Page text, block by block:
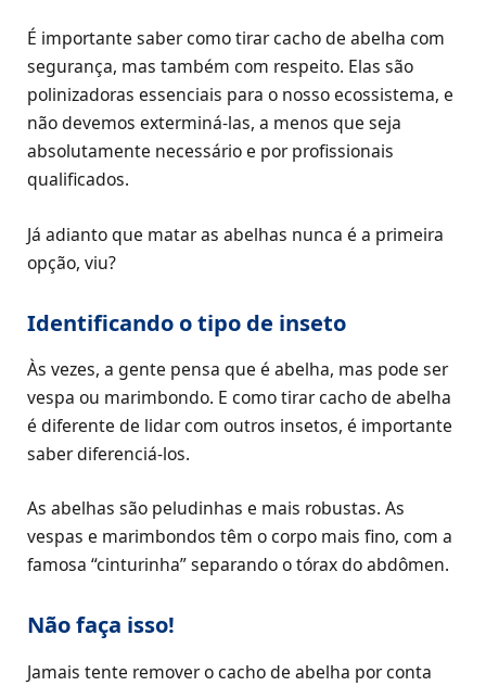
É importante saber como tirar cacho de abelha com
segurança, mas também com respeito. Elas são
polinizadoras essenciais para o nosso ecossistema, e
não devemos exterminá-las, a menos que seja
absolutamente necessário e por profissionais
qualificados.
Já adianto que matar as abelhas nunca é a primeira
opção, viu?
Identificando o tipo de inseto
Às vezes, a gente pensa que é abelha, mas pode ser
vespa ou marimbondo. E como tirar cacho de abelha
é diferente de lidar com outros insetos, é importante
saber diferenciá-los.
As abelhas são peludinhas e mais robustas. As
vespas e marimbondos têm o corpo mais fino, com a
famosa “cinturinha” separando o tórax do abdômen.
Não faça isso!
Jamais tente remover o cacho de abelha por conta